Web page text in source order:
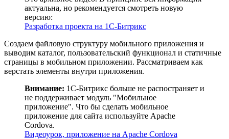
актуальна, но рекомендуется смотреть новую
версию:
Разработка проекта на 1С-Битрикс
Создаем файловую структуру мобильного приложения и
выводим каталог, пользовательский функционал и статичные
страницы в мобильном приложении. Рассматриваем как
верстать элементы внутри приложения.
Внимание: 1С-Битрикс больше не распостраняет и
не поддерживает модуль "Мобильное
приложение". Что бы сделать мобильное
приложение для сайта используйте Apache
Cordova.
Видеоурок, приложение на Apache Cordova